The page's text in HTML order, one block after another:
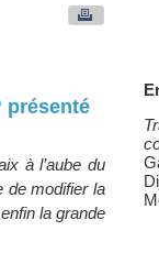
présenté
à l’aube du
de modifier la
la grande